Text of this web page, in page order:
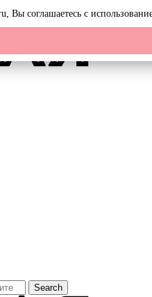
Search
Вы соглашаетесь с